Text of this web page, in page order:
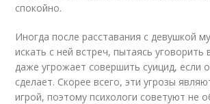
спокойно.
Иногда после расставания с девушкой
искать с ней встреч, пытаясь уговорить
даже угрожает совершить суицид, если
сделает. Скорее всего, эти угрозы
игрой, поэтому психологи советуют не